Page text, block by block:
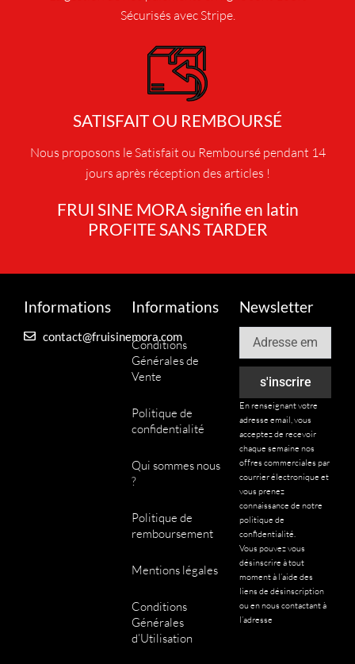
s
e
r
v
a
a
t
L
e
s
p
t
o
p
u
e
n
t
Sécurisés avec Stripe.
SATISFAIT OU REMBOURSÉ
Nous proposons le Satisfait ou Remboursé pendant 14
jours après réception des articles !
FRUI SINE MORA signifie en latin
PROFITE SANS TARDER
Informations
contact@fruisinemora.com
Informations
Conditions
Générales de
Vente
Politique de
confidentialité
Qui sommes nous
?
Politique de
remboursement
Mentions légales
Conditions
Générales
d’Utilisation
Newsletter
s'inscrire
En renseignant votre
adresse email, vous
acceptez de recevoir
chaque semaine nos
offres commerciales par
courrier électronique et
vous prenez
connaissance de notre
politique de
confidentialité.
Vous pouvez vous
désinscrire à tout
moment à l’aide des
liens de désinscription
ou en nous contactant à
l’adresse